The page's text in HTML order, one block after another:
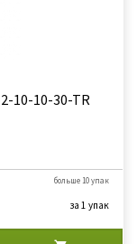
10-10-30-TR
больше 10 упак
за 1 упак